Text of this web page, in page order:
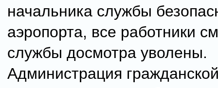
начальника службы
аэропорта, все работники
службы досмотра уволены.
Администрация